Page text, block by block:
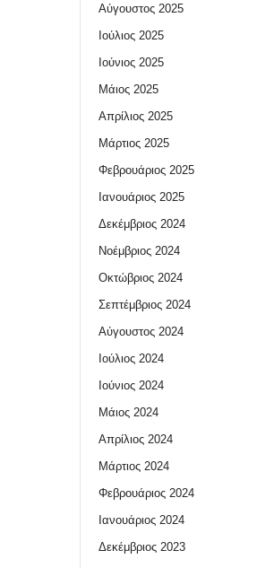
Αύγουστος 2025
Ιούλιος 2025
Ιούνιος 2025
Μάιος 2025
Απρίλιος 2025
Μάρτιος 2025
Φεβρουάριος 2025
Ιανουάριος 2025
Δεκέμβριος 2024
Νοέμβριος 2024
Οκτώβριος 2024
Σεπτέμβριος 2024
Αύγουστος 2024
Ιούλιος 2024
Ιούνιος 2024
Μάιος 2024
Απρίλιος 2024
Μάρτιος 2024
Φεβρουάριος 2024
Ιανουάριος 2024
Δεκέμβριος 2023